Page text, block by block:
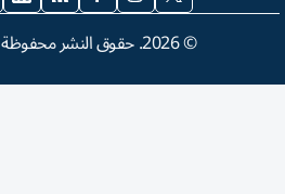
©
2026. حقوق النشر